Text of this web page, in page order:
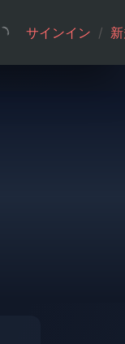
サインイン /